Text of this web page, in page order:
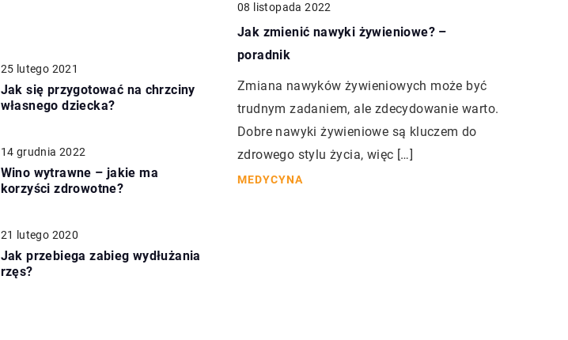
25 lutego 2021
Jak się przygotować na chrzciny
własnego dziecka?
14 grudnia 2022
Wino wytrawne – jakie ma
korzyści zdrowotne?
21 lutego 2020
Jak przebiega zabieg wydłużania
rzęs?
08 listopada 2022
Jak zmienić nawyki żywieniowe? –
poradnik
Zmiana nawyków żywieniowych może być
trudnym zadaniem, ale zdecydowanie warto.
Dobre nawyki żywieniowe są kluczem do
zdrowego stylu życia, więc […]
MEDYCYNA